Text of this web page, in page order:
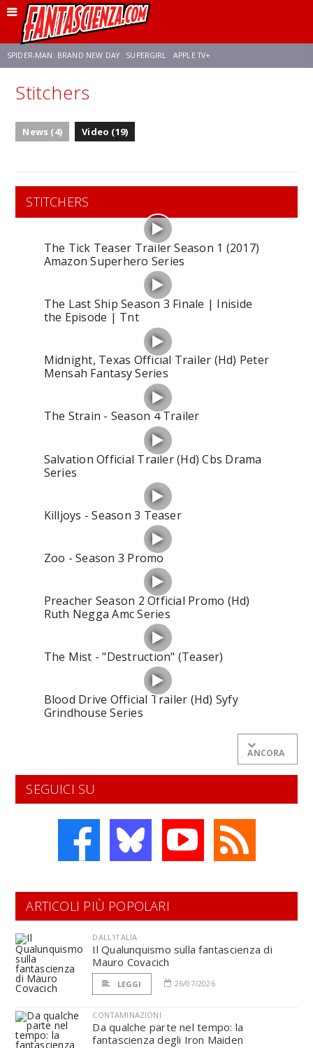
SPIDER-MAN: BRAND NEW DAY SUPERGIRL APPLE TV+
FRANCO RICCIARDIELLO
Stitchers
News (4) Video (19)
STITCHERS
The Tick Teaser Trailer Season 1 (2017)
Amazon Superhero Series
The Last Ship Season 3 Finale | Iniside
the Episode | Tnt
Midnight, Texas Official Trailer (Hd) Peter
Mensah Fantasy Series
The Strain - Season 4 Trailer
Salvation Official Trailer (Hd) Cbs Drama
Series
Killjoys - Season 3 Teaser
Zoo - Season 3 Promo
Preacher Season 2 Official Promo (Hd)
Ruth Negga Amc Series
The Mist - "Destruction" (Teaser)
Blood Drive Official Trailer (Hd) Syfy
Grindhouse Series
ANCORA
SEGUICI SU
ARTICOLI PIÙ POPOLARI
DALL'ITALIA
Il Qualunquismo sulla fantascienza di
Mauro Covacich
LEGGI 26/07/2026
CONTAMINAZIONI
Da qualche parte nel tempo: la
fantascienza degli Iron Maiden